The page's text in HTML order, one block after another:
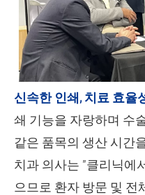
신속한 인쇄, 치료 효율
쇄 기능을 자랑하며 수
같은 품목의 생산 시간
치과 의사는 "클리닉에
으므로 환자 방문 및 전